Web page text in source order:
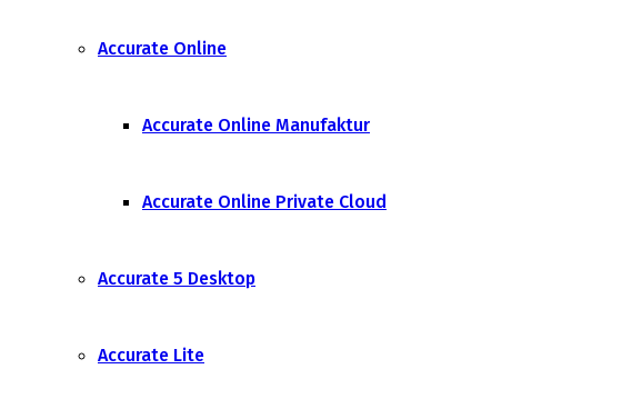
Accurate Online
Accurate Online Manufaktur
Accurate Online Private Cloud
Accurate 5 Desktop
Accurate Lite